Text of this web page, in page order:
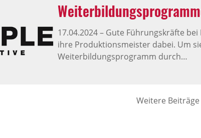
17.04.2024–Gute Führungskräfte bei
ihre Produktionsmeister dabei. Um
Weiterbildungsprogramm durch…
Weitere